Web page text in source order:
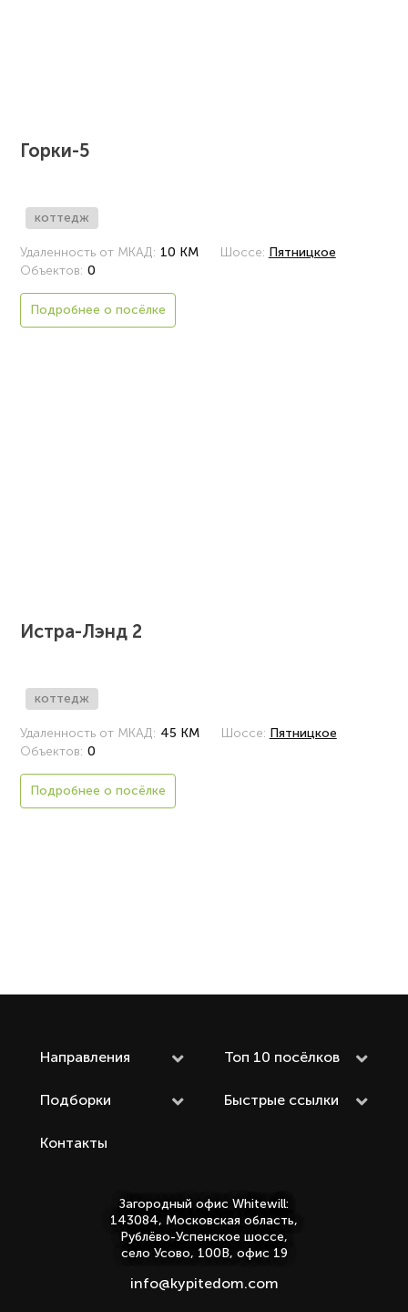
Горки-5
коттедж
Удаленность от МКАД: 10 КМ Шоссе: Пятницкое
Объектов: 0
Подробнее о посёлке
Истра-Лэнд 2
коттедж
Удаленность от МКАД: 45 КМ Шоссе: Пятницкое
Объектов: 0
Подробнее о посёлке
Направления Топ 10 посёлков
Подборки Быстрые ссылки
Контакты
Загородный офис Whitewill:
143084, Московская область,
Рублёво-Успенское шоссе,
село Усово, 100В, офис 19
info@kypitedom.com